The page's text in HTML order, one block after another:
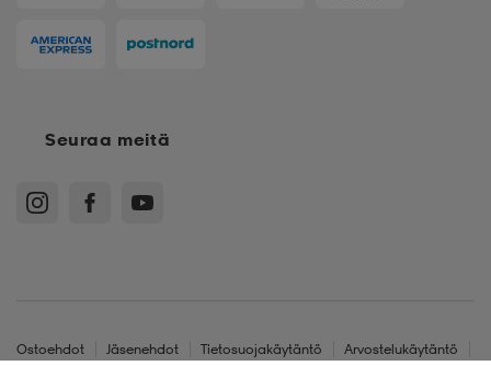
Seuraa meitä
Ostoehdot Jäsenehdot Tietosuojakäytäntö Arvostelukäytäntö